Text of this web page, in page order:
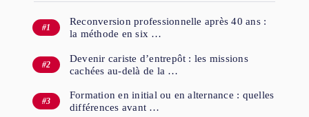
Reconversion professionnelle après 40 ans :
la méthode en six …
Devenir cariste d’entrepôt : les missions
cachées au-delà de la …
Formation en initial ou en alternance : quelles
différences avant …